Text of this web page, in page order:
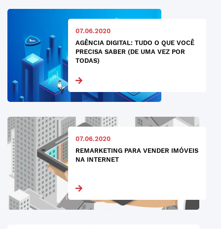
07.06.2020
AGÊNCIA DIGITAL: TUDO O QUE VOCÊ
PRECISA SABER (DE UMA VEZ POR
TODAS)
07.06.2020
REMARKETING PARA VENDER IMÓVEIS
NA INTERNET